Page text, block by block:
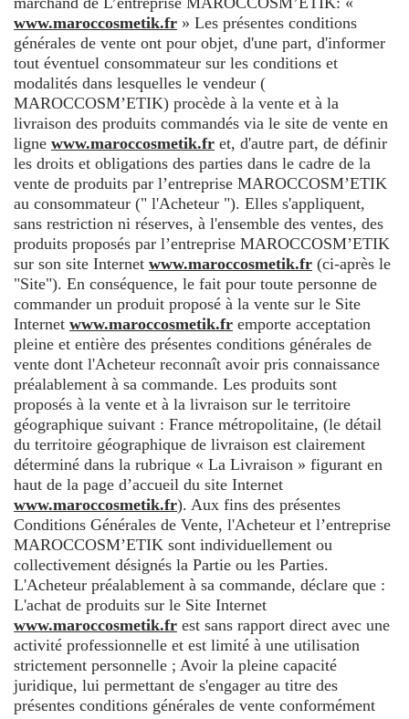
www.maroccosmetik.fr » Les présentes conditions
générales de vente ont pour objet, d'une part, d'informer
tout éventuel consommateur sur les conditions et
modalités dans lesquelles le vendeur (
MAROCCOSM’ETIK) procède à la vente et à la
livraison des produits commandés via le site de vente en
ligne www.maroccosmetik.fr et, d'autre part, de définir
les droits et obligations des parties dans le cadre de la
vente de produits par l’entreprise MAROCCOSM’ETIK
au consommateur (" l'Acheteur "). Elles s'appliquent,
sans restriction ni réserves, à l'ensemble des ventes, des
produits proposés par l’entreprise MAROCCOSM’ETIK
sur son site Internet www.maroccosmetik.fr (ci-après le
"Site"). En conséquence, le fait pour toute personne de
commander un produit proposé à la vente sur le Site
Internet www.maroccosmetik.fr emporte acceptation
pleine et entière des présentes conditions générales de
vente dont l'Acheteur reconnaît avoir pris connaissance
préalablement à sa commande. Les produits sont
proposés à la vente et à la livraison sur le territoire
géographique suivant : France métropolitaine, (le détail
du territoire géographique de livraison est clairement
déterminé dans la rubrique « La Livraison » figurant en
haut de la page d’accueil du site Internet
www.maroccosmetik.fr). Aux fins des présentes
Conditions Générales de Vente, l'Acheteur et l’entreprise
MAROCCOSM’ETIK sont individuellement ou
collectivement désignés la Partie ou les Parties.
L'Acheteur préalablement à sa commande, déclare que :
L'achat de produits sur le Site Internet
www.maroccosmetik.fr est sans rapport direct avec une
activité professionnelle et est limité à une utilisation
strictement personnelle ; Avoir la pleine capacité
juridique, lui permettant de s'engager au titre des
présentes conditions générales de vente conformément